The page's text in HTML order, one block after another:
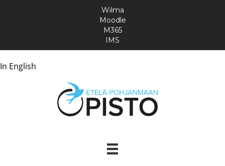
In English
Wilma
Moodle
M365
IMS